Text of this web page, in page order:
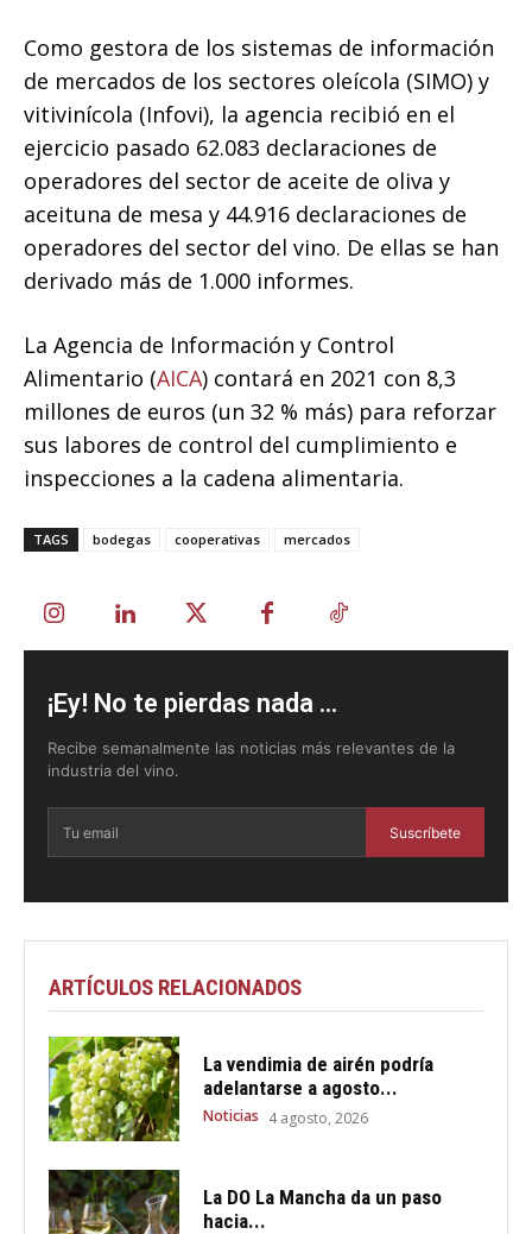
Como gestora de los sistemas de información
de mercados de los sectores oleícola (SIMO) y
vitivinícola (Infovi), la agencia recibió en el
ejercicio pasado 62.083 declaraciones de
operadores del sector de aceite de oliva y
aceituna de mesa y 44.916 declaraciones de
operadores del sector del vino. De ellas se han
derivado más de 1.000 informes.
La Agencia de Información y Control
Alimentario (AICA) contará en 2021 con 8,3
millones de euros (un 32 % más) para reforzar
sus labores de control del cumplimiento e
inspecciones a la cadena alimentaria.
TAGS bodegas cooperativas mercados
¡Ey! No te pierdas nada ...
Recibe semanalmente las noticias más relevantes de la
industria del vino.
Suscríbete
ARTÍCULOS RELACIONADOS
La vendimia de airén podría
adelantarse a agosto...
Noticias 4 agosto, 2026
La DO La Mancha da un paso
hacia...